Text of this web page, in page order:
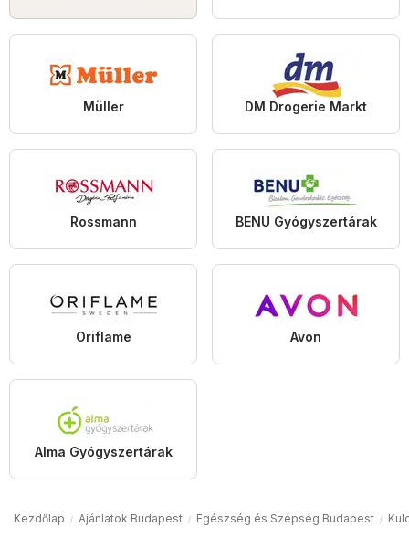
Müller DM Drogerie Markt
Rossmann BENU Gyógyszertárak
Oriflame Avon
Alma Gyógyszertárak
Kezdőlap Ajánlatok Budapest Egészség és Szépség Budapest